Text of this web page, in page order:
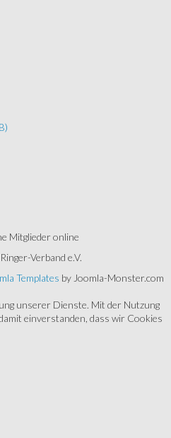
Mitglieder online
Verband e.V.
Templates by Joomla-Monster.com
unserer Dienste. Mit der Nutzung
einverstanden, dass wir Cookies